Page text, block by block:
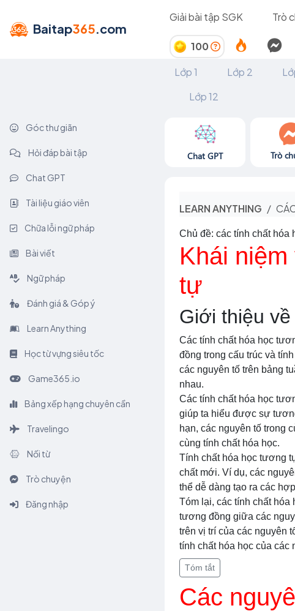
Baitap365.com
Giải bài tập SGK Trò
100
Lớp 1
Lớp 2
Lớp 12
Góc thư giãn
Hỏi đáp bài tập
Chat GPT
Tài liệu giáo viên
Chữa lỗi ngữ pháp
Bài viết
Ngữ pháp
Đánh giá & Góp ý
Learn Anything
Học từ vựng siêu tốc
Game365.io
Bảng xếp hạng chuyên cần
Travelingo
Nối từ
Trò chuyện
Đăng nhập
Chat GPT Trò
LEARN ANYTHING
Chủ đề: các tính chất hóa
Khái
tự
Giới thiệu
Các tính chất hóa học
đồng trong cấu trúc và
các nguyên tố trên bảng
nhau.
Các tính chất hóa học
giúp ta hiểu được sự
hạn, các nguyên tố trong
cùng tính chất hóa học.
Tính chất hóa học tương
chất mới. Ví dụ, các
thể dễ dàng tạo ra các
Tóm lại, các tính chất
tương đồng giữa các
trên vị trí của các nguyên
tính chất hóa học của các
Tóm tắt
Các